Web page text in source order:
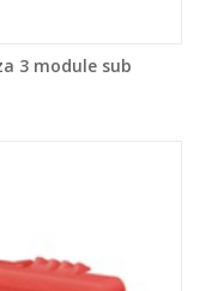
3 module sub